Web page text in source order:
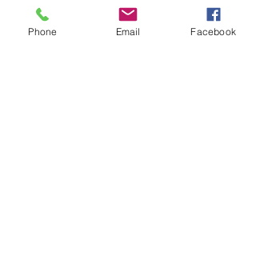
Pour qui ?
Pour toutes les femmes qui souhaitent
Phone Email Facebook